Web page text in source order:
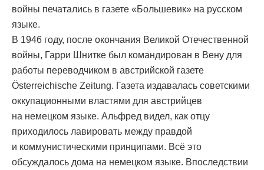
войны печатались в газете «Большевик» на русском
языке.
В 1946 году, после окончания Великой Отечественной
войны, Гарри Шнитке был командирован в Вену для
работы переводчиком в австрийской газете
Österreichische Zeitung. Газета издавалась советскими
оккупационными властями для австрийцев
на немецком языке. Альфред видел, как отцу
приходилось лавировать между правдой
и коммунистическими принципами. Всё это
обсуждалось дома на немецком языке. Впоследствии